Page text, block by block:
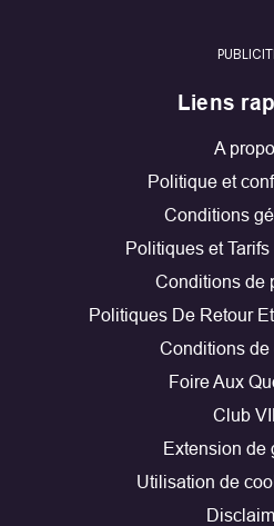
Liens
A
Politique et
Conditions
Politiques et
Conditions de
Politiques De Retour
Conditions de
Foire Aux
Club
Extension de
Utilisation de